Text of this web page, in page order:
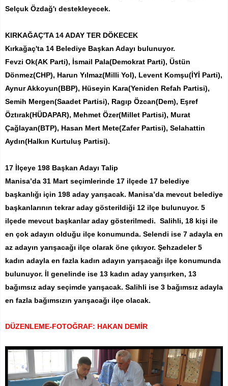
Selçuk Özdağ'ı destekleyecek.
KIRKAĞAÇ'TA 14 ADAY TER DÖKECEK
Kırkağaç'ta 14 Belediye Başkan Adayı bulunuyor.
Fevzi Ok(AK Parti), İsmail Pala(Demokrat Parti), Üstün
Dönmez(CHP), Harun Yılmaz(Milli Yol), Levent Komşu(İYİ Parti),
Aynur Akkoyun(BBP), Hüseyin Kara(Yeniden Refah Partisi),
Semih Mergen(Saadet Partisi), Ragıp Özcan(Dem), Eşref
Öztırak(HÜDAPAR), Mehmet Özer(Millet Partisi), Murat
Çağlayan(BTP), Hasan Mert Mete(Zafer Partisi), Selahattin
Aydın(Halkın Kurtuluş Partisi).
17 İlçeye 198 Başkan Adayı Talip
Manisa’da 31 Mart seçimlerinde 17 ilçede 17 belediye
başkanlığı için 198 aday yarışacak. Manisa’da mevcut belediye
başkanlarının tekrar aday gösterildiği 12 ilçe bulunuyor. 5
ilçede mevcut başkanlar aday gösterilmedi. Salihli, 18 kişi ile
en çok adayın olduğu ilçe konumunda. Selendi ise 7 adayla en
az adayın yarışacağı ilçe olarak öne çıkıyor. Şehzadeler 5
kadın adayla en fazla kadın adayın yarışacağı ilçe konumunda
bulunuyor. İl genelinde ise 13 kadın aday yarışırken, 13
bağımsız aday seçimde yarışacak. Salihli ise 3 bağımsız adayla
en fazla bağımsızın yarışacağı ilçe olacak.
DÜZENLEME-FOTOĞRAF: HAKAN DEMİR